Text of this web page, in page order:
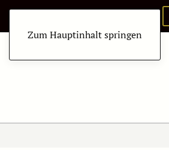
Zum Hauptinhalt springen